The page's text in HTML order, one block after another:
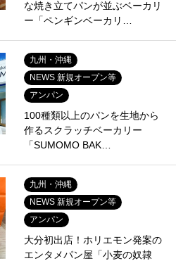
な焼き立てパンが並ぶベーカリ
ー「ペンギンベーカリ…
九州・沖縄
NEWS 新規オープン等
アンパン
100種類以上のパンを生地から
作るスクラッチベーカリー
「SUMOMO BAK…
九州・沖縄
NEWS 新規オープン等
アンパン
大分初出店！ホリエモン発案の
エンタメパン屋「小麦の奴隷